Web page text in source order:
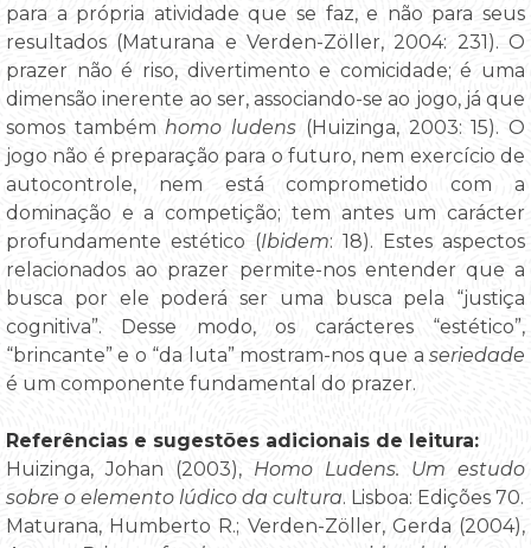
para a própria atividade que se faz, e não para seus
resultados (Maturana e Verden-Zöller, 2004: 231). O
prazer não é riso, divertimento e comicidade; é uma
dimensão inerente ao ser, associando-se ao jogo, já que
somos também homo ludens (Huizinga, 2003: 15). O
jogo não é preparação para o futuro, nem exercício de
autocontrole, nem está comprometido com a
dominação e a competição; tem antes um carácter
profundamente estético (Ibidem: 18). Estes aspectos
relacionados ao prazer permite-nos entender que a
busca por ele poderá ser uma busca pela “justiça
cognitiva”. Desse modo, os carácteres “estético”,
“brincante” e o “da luta” mostram-nos que a seriedade
é um componente fundamental do prazer.
Referências e sugestões adicionais de leitura:
Huizinga, Johan (2003), Homo Ludens. Um estudo
sobre o elemento lúdico da cultura. Lisboa: Edições 70.
Maturana, Humberto R.; Verden-Zöller, Gerda (2004),